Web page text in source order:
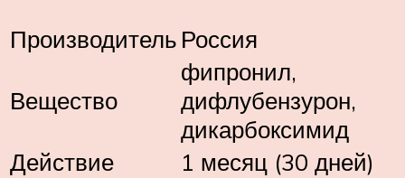
Производитель Россия
Вещество
фипронил,
дифлубензурон,
дикарбоксимид
Действие
1 месяц (30 дней)